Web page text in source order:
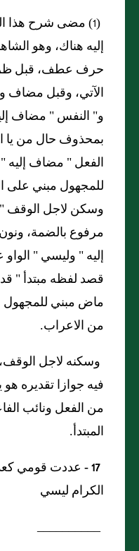
(1) مضى شرح هذا
إليه هناك، وهو
حرف عطف، قبل
الآتي، وقبل مضاف
و"النفس"مضاف
بمحذوف حال من
الفعل"مضاف إليه"
للمجهول مبني على
وسكن لاجل الوقف"
مرفوع بالضمة،
إليه"وليسي"
قصد لفظه مبتدأ"
ماض مبني للمجهول
من الاعراب.
وسكنه لاجل
فيه جوازا تقديره
من الفعل ونائب
المبتدأ.
17 - عددت قومي
الكرام ليسي
__________